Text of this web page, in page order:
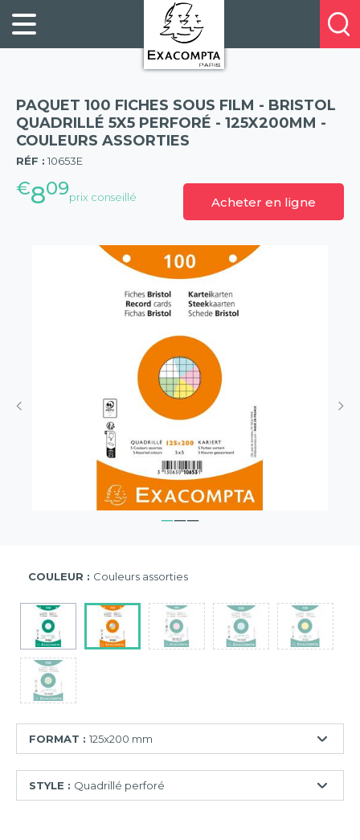
FILING
ORGANISATION
PRESENTATION
BUSINESS
BOOKS
&
PADS
STATIONERY
À
PROPOS
NOS
E-
CATALOGUES
POINTS
DE
VENTE
Profitez
de
réduction
sur
la
nouvelle
gamme
PAQUET 100 FICHES SOUS FILM - BRISTOL
QUADRILLÉ 5X5 PERFORÉ - 125X200MM -
COULEURS ASSORTIES
RÉF : 10653E
€809prix conseillé Acheter en ligne
(57)
COULEUR : Couleurs assorties
FORMAT : 125x200 mm
mm
STYLE : Quadrillé perforé
Panneau de gestion des cookies